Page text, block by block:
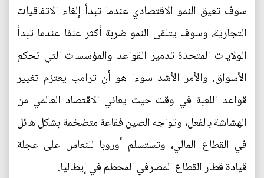
سوف تعيق النمو الاقتصادي عندما تبدأ إلغاء الاتفاقيات
التجارية، وسوف يتلقى النمو ضربة أكثر عنفا عندما تبدأ
الولايات المتحدة تدمير القواعد والمؤسسات التي تحكم
الأسواق. والأمر الأشد سوءا هو أن ترامب يعتزم تغيير
قواعد اللعبة في وقت حيث يعاني الاقتصاد العالمي من
الهشاشة بالفعل، وتواجه الصين فقاعة متضخمة بشكل هائل
في القطاع المالي، وتستسلم أوروبا للنعاس على عجلة
قيادة قطار القطاع المصرفي المحطم في إيطاليا.